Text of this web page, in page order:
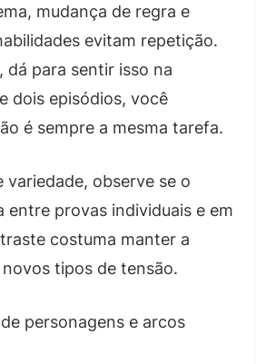
mudança de regra e
evitam repetição.
dá para sentir isso na
dois episódios, você
é sempre a mesma tarefa.
variedade, observe se o
entre provas individuais e em
costuma manter a
tipos de tensão.
personagens e arcos